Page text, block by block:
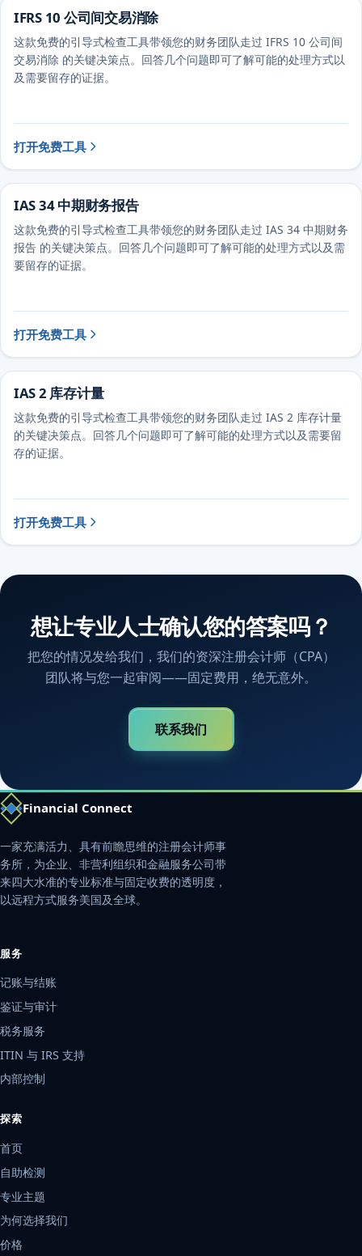
IFRS 10 公司间交易消除
这款免费的引导式检查工具带领您的财务团队走过 IFRS 10 公司间
交易消除 的关键决策点。回答几个问题即可了解可能的处理方式以
及需要留存的证据。
打开免费工具
IAS 34 中期财务报告
这款免费的引导式检查工具带领您的财务团队走过 IAS 34 中期财务
报告 的关键决策点。回答几个问题即可了解可能的处理方式以及需
要留存的证据。
打开免费工具
IAS 2 库存计量
这款免费的引导式检查工具带领您的财务团队走过 IAS 2 库存计量
的关键决策点。回答几个问题即可了解可能的处理方式以及需要留
存的证据。
打开免费工具
想让专业人士确认您的答案吗？
把您的情况发给我们，我们的资深注册会计师（CPA）
团队将与您一起审阅——固定费用，绝无意外。
联系我们
Financial Connect
一家充满活力、具有前瞻思维的注册会计师事
务所，为企业、非营利组织和金融服务公司带
来四大水准的专业标准与固定收费的透明度，
以远程方式服务美国及全球。
服务
记账与结账
鉴证与审计
税务服务
ITIN 与 IRS 支持
内部控制
探索
首页
自助检测
专业主题
为何选择我们
价格